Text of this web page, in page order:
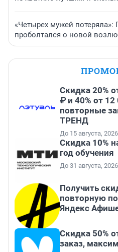
«Четырех мужей
проболтался о новой
Скидка 20%
₽ и 40% от
повторные
ТРЕНД
До 15 августа, 2026
Скидка 10%
год обучения
До 31 августа, 2026
Получить
повторную
Яндекс
Скидка 50%
заказ,